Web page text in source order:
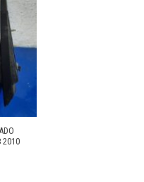
2010